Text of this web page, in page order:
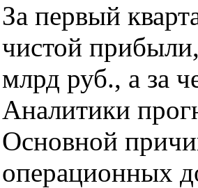
За первый
чистой
млрд руб., а за
Аналитики
Основной
операционных